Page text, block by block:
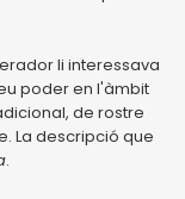
li interessava
poder en l'àmbit
de rostre
La descripció que
.